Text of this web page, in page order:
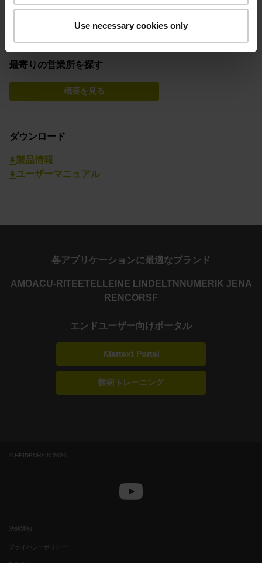
Use necessary cookies only
+81 3 3234 7781
sales@heidenhain.co.jp
最寄りの営業所を探す
概要を見る
ダウンロード
製品情報
ユーザーマニュアル
各アプリケーションに最適なブランド
AMOACU-RITE ETEL LEINE LINDE LTN NUMERIK JENA
RENCORSF
エンドユーザー向けポータル
Klartext Portal
技術トレーニング
© HEIDENHAIN 2026
法的通知
プライバシーポリシー